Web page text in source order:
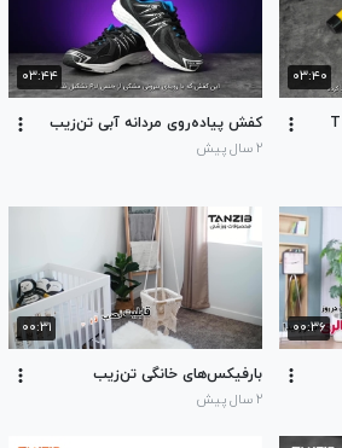
۰۳:۴۰
دسته شنا سوئدی تن‌زیب مدل T
۰۳:۴۴
کفش پیاده‌روی مردانه آبی تن‌زیب
۲ سال پیش
۰۰:۳۶ ۰۰:۳۱
بارفیکس‌های خانگی تن‌زیب
۲ سال پیش